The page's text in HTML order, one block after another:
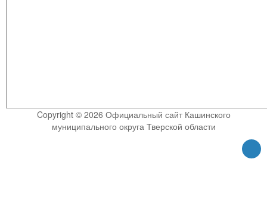
Copyright © 2026 Официальный сайт Кашинского
муниципального округа Тверской области